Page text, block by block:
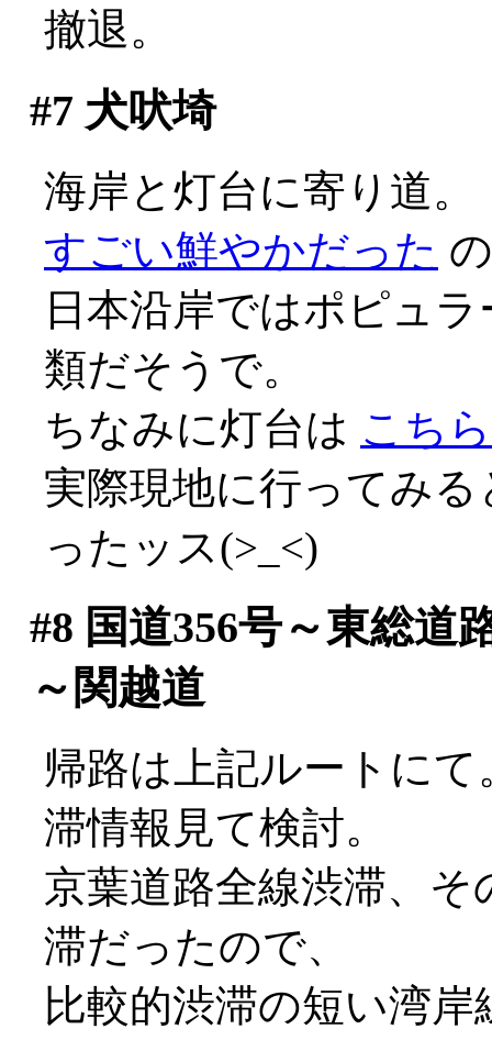
撤退。
#7 犬吠埼
海岸と灯台に寄り道。
すごい鮮やかだった
日本沿岸ではポピュ
類だそうで。
ちなみに灯台は こち
実際現地に行ってみ
ったッス(>_<)
#8 国道356号～東総道
～関越道
帰路は上記ルートに
滞情報見て検討。
京葉道路全線渋滞、
滞だったので、
比較的渋滞の短い湾